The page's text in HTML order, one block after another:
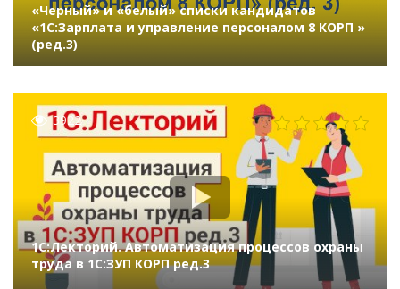
«Черный» и «белый» списки кандидатов
«1C:Зарплата и управление персоналом 8 КОРП »
(ред.3)
3922
1С:Лекторий. Автоматизация процессов охраны
труда в 1С:ЗУП КОРП ред.3